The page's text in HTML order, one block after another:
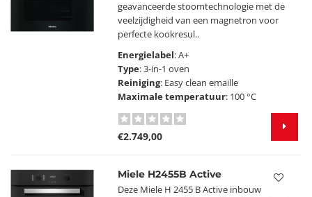
geavanceerde stoomtechnologie met de
veelzijdigheid van een magnetron voor
perfecte kookresul..
Energielabel: A+
Type: 3-in-1 oven
Reiniging: Easy clean emaille
Maximale temperatuur: 100 °C
€2.749,00
Miele H2455B Active
Deze Miele H 2455 B Active inbouw